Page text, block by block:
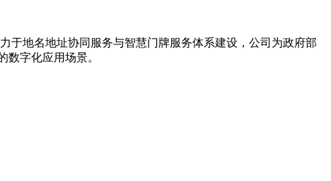
于地名地址协同服务与智慧门牌服务体系建设，公司为政府部
字化应用场景。